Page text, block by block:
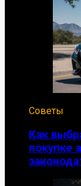
Советы
Как
покупке